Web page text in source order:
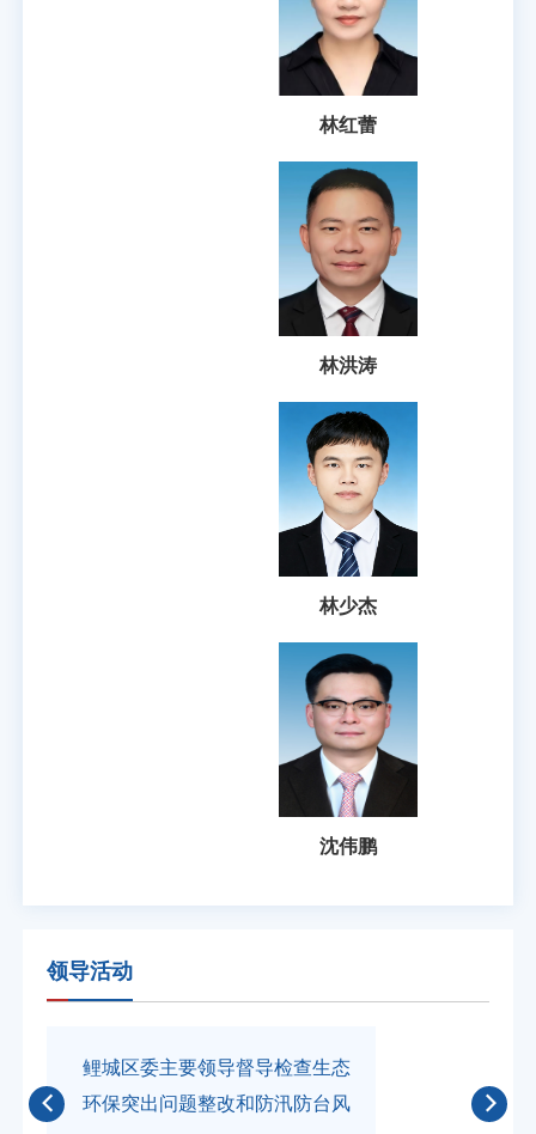
林红蕾
林洪涛
林少杰
沈伟鹏
领导活动
鲤城区委主要领导督导检查生态
环保突出问题整改和防汛防台风
走访慰问